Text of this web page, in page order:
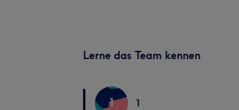
Lerne das Team kennen
1 1